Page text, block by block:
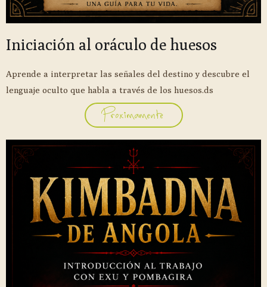
Iniciación al oráculo de huesos
Aprende a interpretar las señales del destino y descubre el
lenguaje oculto que habla a través de los huesos.ds
Proximamente